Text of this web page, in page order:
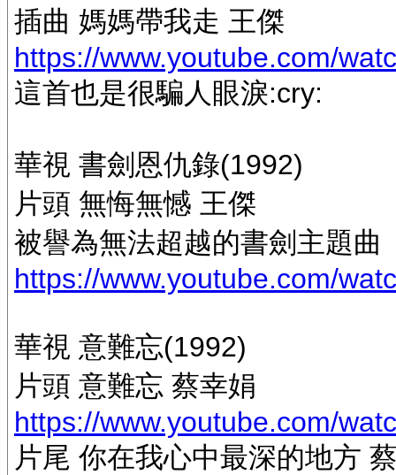
插曲 媽媽帶我走 王傑
https://www.youtube.com/
這首也是很騙人眼淚:cry:
華視 書劍恩仇錄(1992)
片頭 無悔無憾 王傑
被譽為無法超越的書劍主題曲
https://www.youtube.com/
華視 意難忘(1992)
片頭 意難忘 蔡幸娟
https://www.youtube.com/
片尾 你在我心中最深的地方